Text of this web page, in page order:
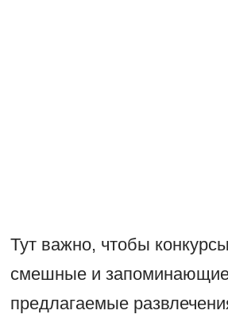
Тут важно, чтобы
смешные и
предлагаемые